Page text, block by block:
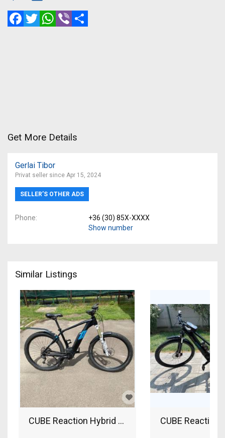
FacebookTwitterWhatsApp
Viber
Get More Details
Gerlai Tibor
Privat seller since Apr 15, 2024
SELLER’S OTHER ADS
Phone
+36 (30) 85X-XXXX
Show number
Similar Listings
CUBE Reaction Hybrid One 2020 Electric
CUBE